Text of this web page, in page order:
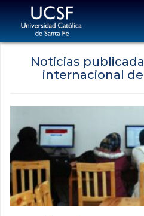
Noticias
internacional